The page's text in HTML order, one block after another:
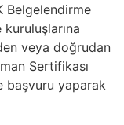
Belgelendirme
veya doğrudan
Sertifikası
başvuru yaparak